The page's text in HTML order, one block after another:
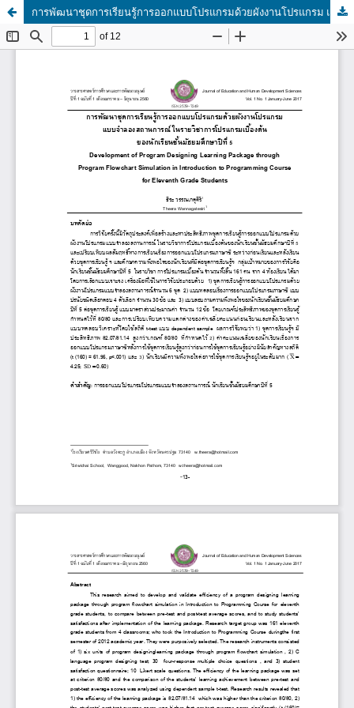
การพัฒนาชุดการเรียนรู้การออกแบบโปรแกรมด้วยผังงานโปรแกรม แบบจำลองสถานการณ์ ในรายวิชาการโปรแกรมเบื้องต้น ของนักเรียนชั้นมัธยมศึกษาปีที่ 5|Development of Program Designing Learning Package through Program Flowchart Simulation in Introduction to Programming